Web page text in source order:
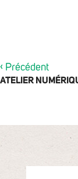
‹ Précédent
ATELIER